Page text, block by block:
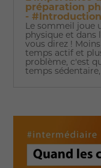
préparation
- #Introduction
Le sommeil joue
physique et dans
vous direz !
temps actif et
problème, c'est
temps